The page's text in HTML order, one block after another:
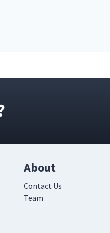
About
Contact Us
Team